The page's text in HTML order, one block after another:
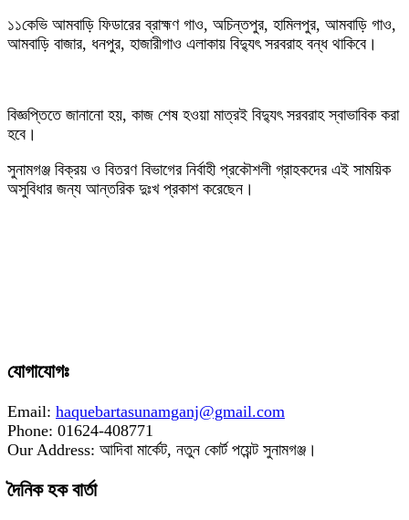
‎১১কেভি আমবাড়ি ফিডারের ব্রাহ্মণ গাও, অচিন্তপুর, হামিলপুর, আমবাড়ি গাও,
আমবাড়ি বাজার, ধনপুর, হাজারীগাও এলাকায় বিদ্যুৎ সরবরাহ বন্ধ থাকিবে।
‎বিজ্ঞপ্তিতে জানানো হয়, কাজ শেষ হওয়া মাত্রই বিদ্যুৎ সরবরাহ স্বাভাবিক করা
হবে।
‎সুনামগঞ্জ বিক্রয় ও বিতরণ বিভাগের নির্বাহী প্রকৌশলী গ্রাহকদের এই সাময়িক
অসুবিধার জন্য আন্তরিক দুঃখ প্রকাশ করেছেন।
যোগাযোগঃ
Email: haquebartasunamganj@gmail.com
Phone: 01624-408771
Our Address: আদিবা মার্কেট, নতুন কোর্ট পয়েন্ট সুনামগঞ্জ।
দৈনিক হক বার্তা